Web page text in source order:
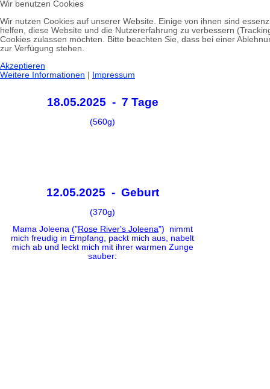
18.05.2025 - 7 Tage
(560g)
12.05.2025 - Geburt
(370g)
Mama Joleena ("Rose River's Joleena") nimmt
mich freudig in Empfang, packt mich aus, nabelt
mich ab und leckt mich mit ihrer warmen Zunge
sauber:
Wir benutzen Cookies
Wir nutzen Cookies auf unserer Website. Einige von ihnen sind
helfen, diese Website und die Nutzererfahrung zu verbessern
Cookies zulassen möchten. Bitte beachten Sie, dass bei einer
zur Verfügung stehen.
Akzeptieren
Weitere Informationen | Impressum